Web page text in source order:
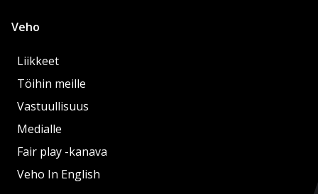
Veho
Liikkeet
Töihin meille
Vastuullisuus
Medialle
Fair play -kanava
Veho In English